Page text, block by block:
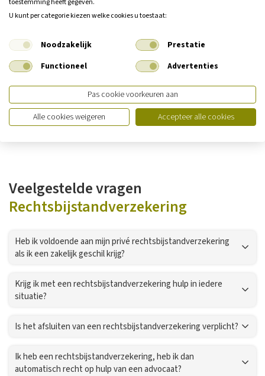
situatie? Een de Jong & Tump adviseur in Ilpendam helpt u graag.
De voordelen van een
rechtsbijstandverzekering
Verschillende dekkingsmogelijkheden
Veelgestelde vragen
Rechtsbijstandverzekering
Heb ik voldoende aan mijn privé rechtsbijstandverzekering
als ik een zakelijk geschil krijg?
Krijg ik met een rechtsbijstandverzekering hulp in iedere
situatie?
Is het afsluiten van een rechtsbijstandverzekering verplicht?
Ik heb een rechtsbijstandverzekering, heb ik dan
automatisch recht op hulp van een advocaat?
toestemming heeft gegeven.
U kunt per categorie kiezen welke cookies u toestaat:
Noodzakelijk
Prestatie
Functioneel
Advertenties
Pas cookie voorkeuren aan
Alle cookies weigeren
Accepteer alle cookies